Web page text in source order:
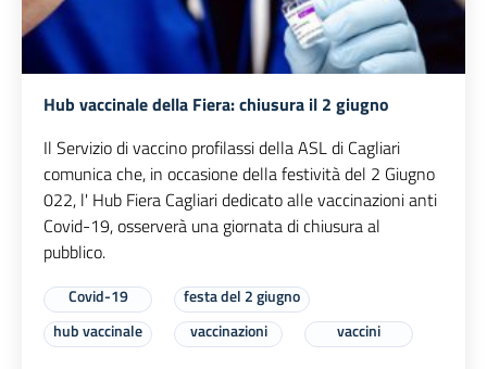
Hub vaccinale della Fiera: chiusura il 2 giugno
Il Servizio di vaccino profilassi della ASL di Cagliari
comunica che, in occasione della festività del 2 Giugno
022, l' Hub Fiera Cagliari dedicato alle vaccinazioni anti
Covid-19, osserverà una giornata di chiusura al
pubblico.
Covid-19
festa del 2 giugno
hub vaccinale
vaccinazioni vaccini